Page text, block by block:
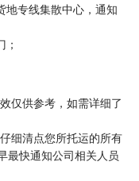
地专线集散中心，通知
仅供参考，如需详细了
细清点您所托运的所有
最快通知公司相关人员